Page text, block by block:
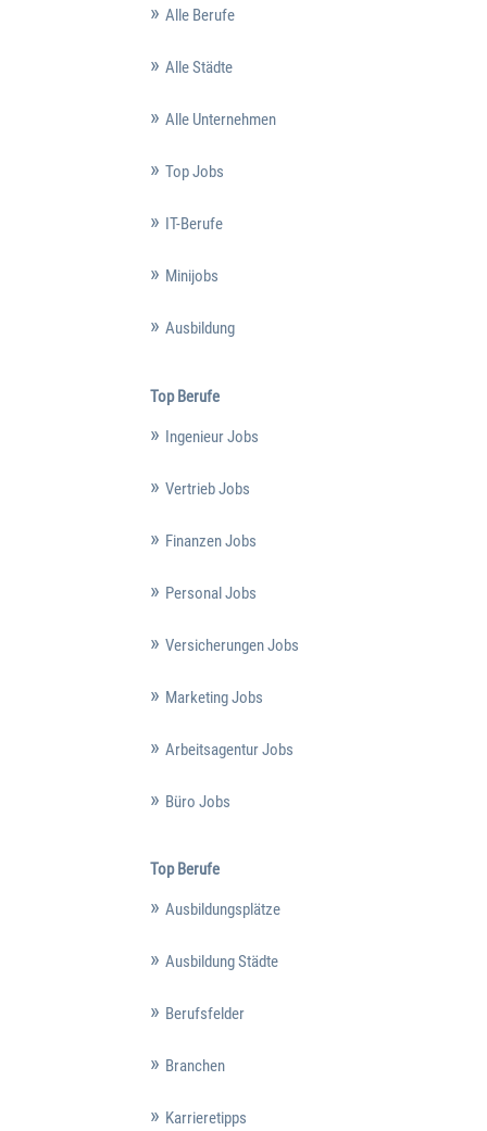
Alle Berufe
Alle Städte
Alle Unternehmen
Top Jobs
IT-Berufe
Minijobs
Ausbildung
Top Berufe
Ingenieur Jobs
Vertrieb Jobs
Finanzen Jobs
Personal Jobs
Versicherungen Jobs
Marketing Jobs
Arbeitsagentur Jobs
Büro Jobs
Top Berufe
Ausbildungsplätze
Ausbildung Städte
Berufsfelder
Branchen
Karrieretipps